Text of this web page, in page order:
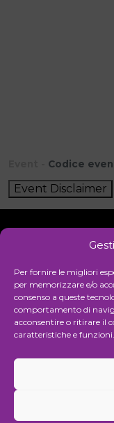
Per fornire le migliori
per memorizzare e/o
consenso a queste
comportamento di
acconsentire o ritirare il
caratteristiche e funzioni.
Codice
Event Disclaimer
Cultural